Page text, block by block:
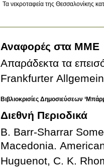
Τα νεκροταφεία της Θεσσαλονίκης
Αναφορές στα ΜΜΕ
Απαράδεκτα τα
Frankfurter
Βιβλιοκρισίες Δημοσιεύσεων
Διεθνή Περιοδικά
B. Barr-Sharrar
Macedonia.
Huguenot, C. K.